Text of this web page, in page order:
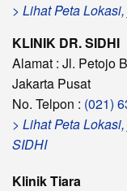
> Lihat Peta
KLINIK DR. SIDHI
Alamat : Jl. Petojo
Jakarta Pusat
No. Telpon : (021)
> Lihat Peta
SIDHI
Klinik Tiara